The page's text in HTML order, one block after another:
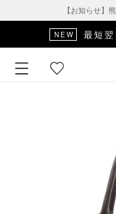
【お知らせ】
NEW 最短